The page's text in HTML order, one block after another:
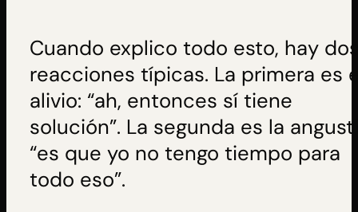
Cuando explico todo esto, hay
reacciones típicas. La primera es
alivio: “ah, entonces sí tiene
solución”. La segunda es la
“es que yo no tengo tiempo para
todo eso”.